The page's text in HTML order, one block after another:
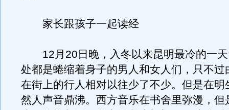
家长跟孩子一起读经
12月20日晚，入冬以来昆明最冷的一天
处都是蜷缩着身子的男人和女人们，只不过
在街上的行人相对以往少了不少。但是在明
然人声音鼎沸。西方音乐在书舍里弥漫，但